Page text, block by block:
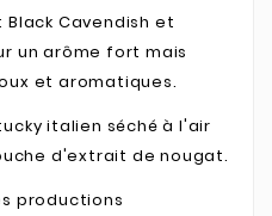
: Black Cavendish et
un arôme fort mais
et aromatiques.
italien séché à l'air
d'extrait de nougat.
productions